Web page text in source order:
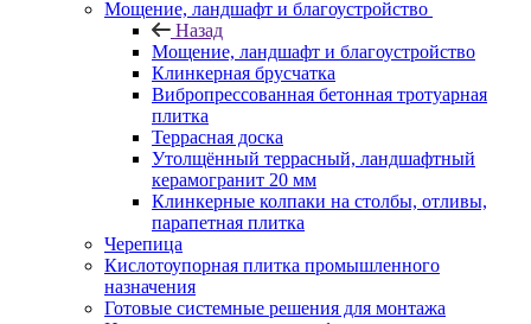
Мощение, ландшафт и благоустройство
Назад
Мощение, ландшафт и благоустройство
Клинкерная брусчатка
Вибропрессованная бетонная тротуарная
плитка
Террасная доска
Утолщённый террасный, ландшафтный
керамогранит 20 мм
Клинкерные колпаки на столбы, отливы,
парапетная плитка
Черепица
Кислотоупорная плитка промышленного
назначения
Готовые системные решения для монтажа